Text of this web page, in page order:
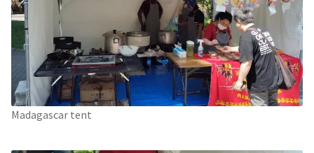
Madagascar tent